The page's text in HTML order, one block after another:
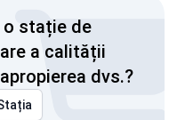
o stație de
a calității
dvs.?